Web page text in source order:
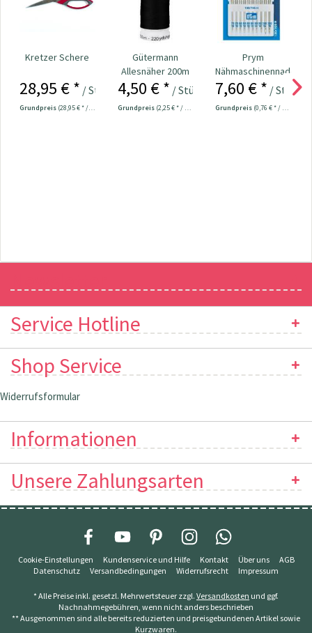
Kretzer Schere
28,95 € * / Stück
Grundpreis (28,95 € * / 1 Stück)
Gütermann
Allesnäher 200m
Fb. 000 - schwarz
4,50 € * / Stück
Grundpreis (2,25 € * / 100 Meter)
Prym
Nähmaschinennadeln
130/705
Universal...
7,60 € * / Stück
Grundpreis (0,76 € * / 1 Stück)
Service Hotline
Shop Service
Widerrufsformular
Informationen
Unsere Zahlungsarten
Cookie-Einstellungen Kundenservice und Hilfe Kontakt Über uns
AGB
Datenschutz
Versandbedingungen Widerrufsrecht Impressum
* Alle Preise inkl. gesetzl. Mehrwertsteuer zzgl. Versandkosten und ggf.
Nachnahmegebühren, wenn nicht anders beschrieben
** Ausgenommen sind alle bereits reduzierten und preisgebundenen Artikel sowie
Kurzwaren.